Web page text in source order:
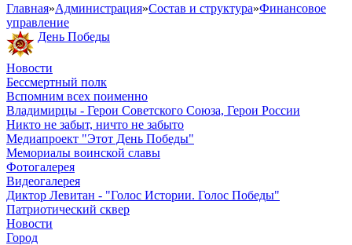
Главная»Администрация»Состав и структура»Финансовое
управление
День Победы
Новости
Бессмертный полк
Вспомним всех поименно
Владимирцы - Герои Советского Союза, Герои России
Никто не забыт, ничто не забыто
Медиапроект "Этот День Победы"
Мемориалы воинской славы
Фотогалерея
Видеогалерея
Диктор Левитан - "Голос Истории. Голос Победы"
Патриотический сквер
Новости
Город